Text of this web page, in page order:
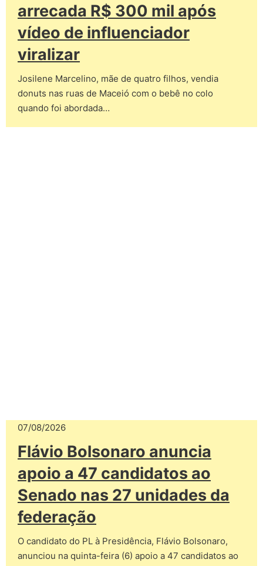
arrecada R$ 300 mil após
vídeo de influenciador
viralizar
Josilene Marcelino, mãe de quatro filhos, vendia
donuts nas ruas de Maceió com o bebê no colo
quando foi abordada…
07/08/2026
Flávio Bolsonaro anuncia
apoio a 47 candidatos ao
Senado nas 27 unidades da
federação
O candidato do PL à Presidência, Flávio Bolsonaro,
anunciou na quinta-feira (6) apoio a 47 candidatos ao